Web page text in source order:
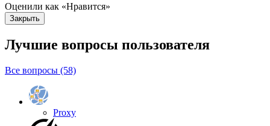
Оценили как «Нравится»
Закрыть
Лучшие вопросы пользователя
Все вопросы (58)
Proxy